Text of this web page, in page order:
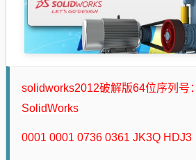
solidworks2012破解版64位序列号：
SolidWorks
0001 0001 0736 0361 JK3Q HDJ3